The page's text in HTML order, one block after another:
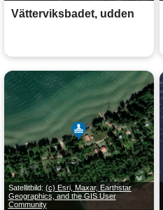
Vätterviksbadet, udden
Satellitbild: (c) Esri, Maxar, Earthstar
Geographics, and the GIS User
Community